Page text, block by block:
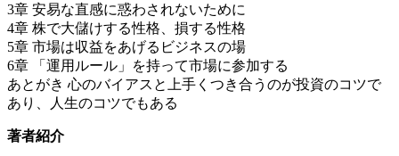
3章 安易な直感に惑わされないために
4章 株で大儲けする性格、損する性格
5章 市場は収益をあげるビジネスの場
6章 「運用ルール」を持って市場に参加する
あとがき 心のバイアスと上手くつき合うのが投資のコツで
あり、人生のコツでもある
著者紹介